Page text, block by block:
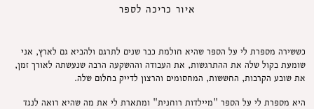
איור כריכה לספר
כששירה מספרת לי על הספר שהיא חולמת כבר שנים לתרגם ולהביא גם לארץ, אני
שומעת בקול שלה את ההתרגשות, את העבודה וההשקעה הרבה שנעשתה לאורך זמן,
את שובע הקרבות, החששות, המחסומים והרצון לדייק בחלום שלה.
היא מספרת לי על הספר "מיילדות רוחנית" ומתארת לי את מה שהיא רואה לנגד